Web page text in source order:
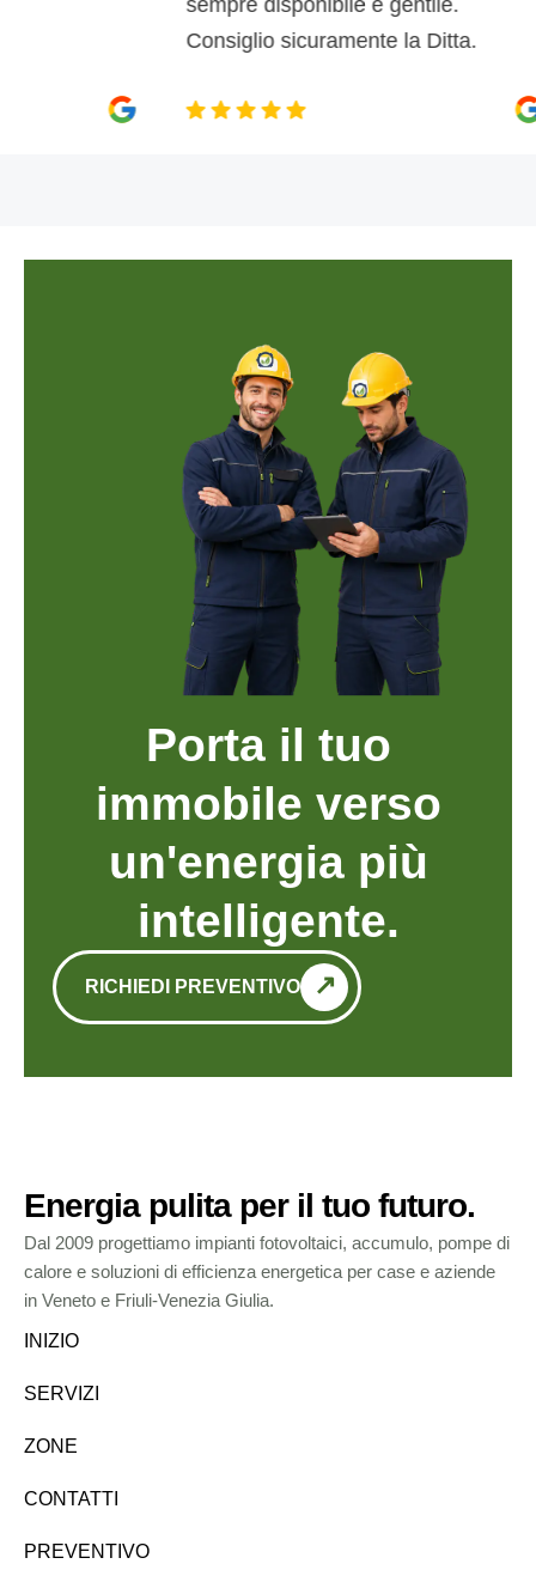
Consiglio sicuramente la Ditta.
Porta il tuo
immobile verso
un'energia più
intelligente.
RICHIEDI PREVENTIVO
Energia pulita per il tuo futuro.
Dal 2009 progettiamo impianti fotovoltaici, accumulo, pompe di
calore e soluzioni di efficienza energetica per case e aziende
in Veneto e Friuli-Venezia Giulia.
INIZIO
SERVIZI
ZONE
CONTATTI
PREVENTIVO